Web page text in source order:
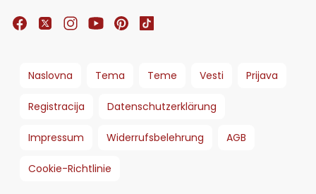
Naslovna Tema Teme Vesti Prijava
Registracija Datenschutzerklärung
Impressum Widerrufsbelehrung AGB
Cookie-Richtlinie